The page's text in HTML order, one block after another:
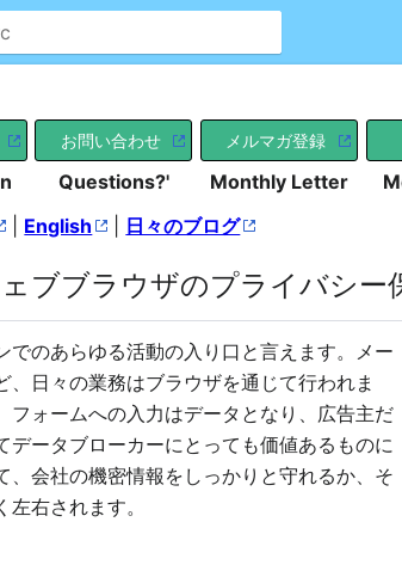
お問い合わせ メルマガ登録
Questions?' Monthly Letter
English 日々のブログ
ブブラウザのプライバシー
のあらゆる活動の入り口と言えます。メー
日々の業務はブラウザを通じて行われま
ォームへの入力はデータとなり、広告主だ
ータブローカーにとっても価値あるものに
会社の機密情報をしっかりと守れるか、そ
右されます。